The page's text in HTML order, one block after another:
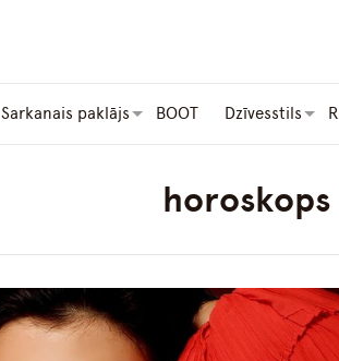
Sarkanais paklājs BOOT Dzīvesstils